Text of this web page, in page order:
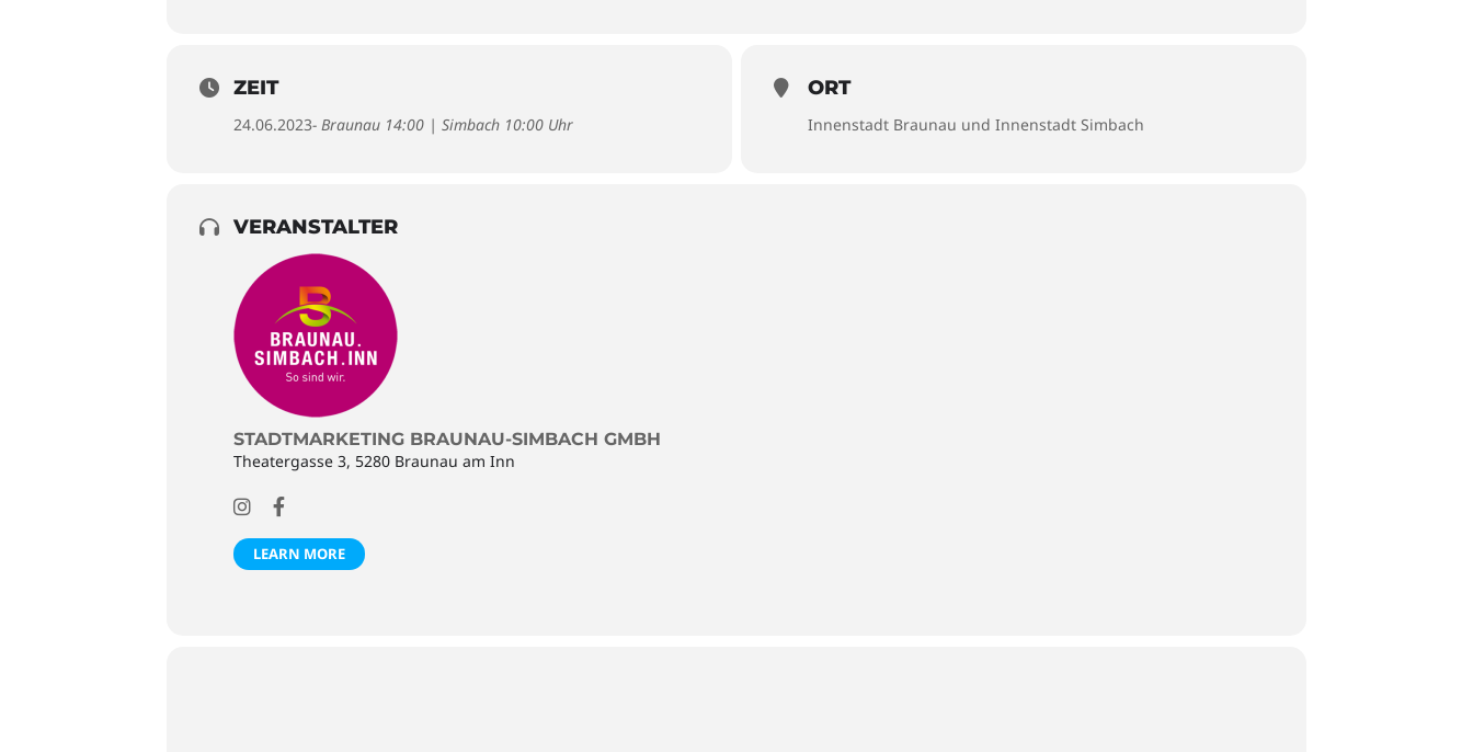
ZEIT
24.06.2023- Braunau 14:00 | Simbach 10:00 Uhr
ORT
Innenstadt Braunau und Innenstadt Simbach
VERANSTALTER
STADTMARKETING BRAUNAU-SIMBACH GMBH
Theatergasse 3, 5280 Braunau am Inn
LEARN MORE